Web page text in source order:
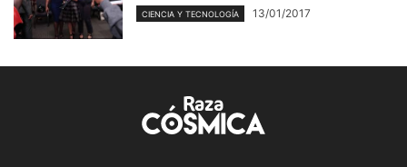
CIENCIA Y TECNOLOGÍA 13/01/2017